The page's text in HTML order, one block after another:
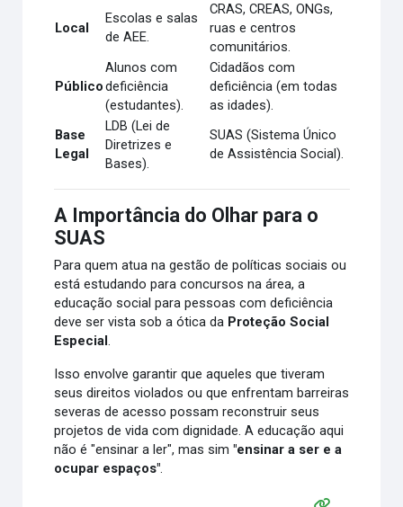
Local
Escolas e salas
de AEE.
CRAS, CREAS, ONGs,
ruas e centros
comunitários.
Público
Alunos com
deficiência
(estudantes).
Cidadãos com
deficiência (em todas
as idades).
Base
Legal
LDB (Lei de
Diretrizes e
Bases).
SUAS (Sistema Único
de Assistência Social).
A Importância do Olhar para o
SUAS
Para quem atua na gestão de políticas sociais ou
está estudando para concursos na área, a
educação social para pessoas com deficiência
deve ser vista sob a ótica da Proteção Social
Especial .
Isso envolve garantir que aqueles que tiveram
seus direitos violados ou que enfrentam barreiras
severas de acesso possam reconstruir seus
projetos de vida com dignidade. A educação aqui
não é "ensinar a ler", mas sim "ensinar a ser e a
ocupar espaços".